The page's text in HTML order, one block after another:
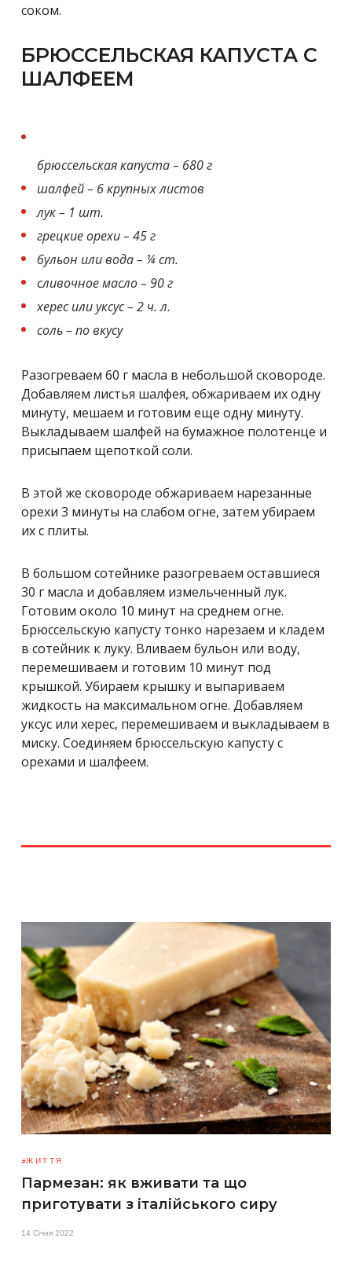
соком.
БРЮССЕЛЬСКАЯ КАПУСТА С
ШАЛФЕЕМ
брюссельская капуста – 680 г
шалфей – 6 крупных листов
лук – 1 шт.
грецкие орехи – 45 г
бульон или вода – ¼ ст.
сливочное масло – 90 г
херес или уксус – 2 ч. л.
соль – по вкусу
Разогреваем 60 г масла в небольшой сковороде.
Добавляем листья шалфея, обжариваем их одну
минуту, мешаем и готовим еще одну минуту.
Выкладываем шалфей на бумажное полотенце и
присыпаем щепоткой соли.
В этой же сковороде обжариваем нарезанные
орехи 3 минуты на слабом огне, затем убираем
их с плиты.
В большом сотейнике разогреваем оставшиеся
30 г масла и добавляем измельченный лук.
Готовим около 10 минут на среднем огне.
Брюссельскую капусту тонко нарезаем и кладем
в сотейник к луку. Вливаем бульон или воду,
перемешиваем и готовим 10 минут под
крышкой. Убираем крышку и выпариваем
жидкость на максимальном огне. Добавляем
уксус или херес, перемешиваем и выкладываем в
миску. Соединяем брюссельскую капусту с
орехами и шалфеем.
ЖИТТЯ
Пармезан: як вживати та що
приготувати з італійського сиру
14 Січня 2022